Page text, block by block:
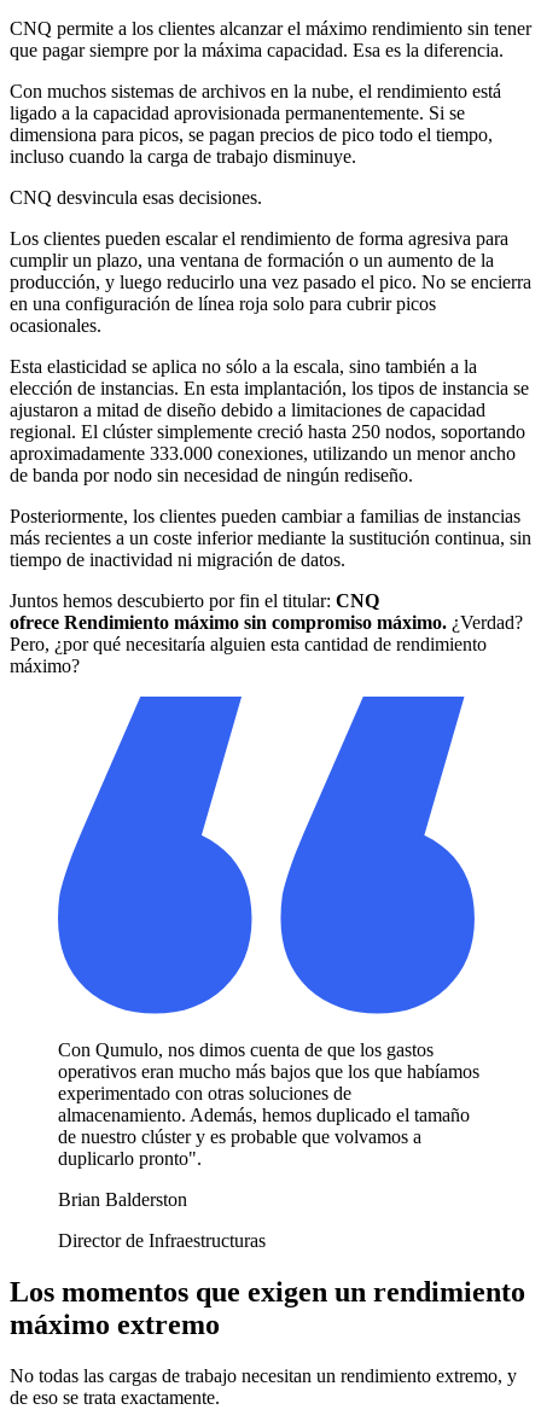
CNQ permite a los clientes alcanzar el máximo rendimiento sin tener
que pagar siempre por la máxima capacidad. Esa es la diferencia.
Con muchos sistemas de archivos en la nube, el rendimiento está
ligado a la capacidad aprovisionada permanentemente. Si se
dimensiona para picos, se pagan precios de pico todo el tiempo,
incluso cuando la carga de trabajo disminuye.
CNQ desvincula esas decisiones.
Los clientes pueden escalar el rendimiento de forma agresiva para
cumplir un plazo, una ventana de formación o un aumento de la
producción, y luego reducirlo una vez pasado el pico. No se encierra
en una configuración de línea roja solo para cubrir picos
ocasionales.
Esta elasticidad se aplica no sólo a la escala, sino también a la
elección de instancias. En esta implantación, los tipos de instancia se
ajustaron a mitad de diseño debido a limitaciones de capacidad
regional. El clúster simplemente creció hasta 250 nodos, soportando
aproximadamente 333.000 conexiones, utilizando un menor ancho
de banda por nodo sin necesidad de ningún rediseño.
Posteriormente, los clientes pueden cambiar a familias de instancias
más recientes a un coste inferior mediante la sustitución continua, sin
tiempo de inactividad ni migración de datos.
Juntos hemos descubierto por fin el titular: CNQ
ofrece Rendimiento máximo sin compromiso máximo. ¿Verdad?
Pero, ¿por qué necesitaría alguien esta cantidad de rendimiento
máximo?
Con Qumulo, nos dimos cuenta de que los gastos
operativos eran mucho más bajos que los que habíamos
experimentado con otras soluciones de
almacenamiento. Además, hemos duplicado el tamaño
de nuestro clúster y es probable que volvamos a
duplicarlo pronto".
Brian Balderston
Director de Infraestructuras
Los momentos que exigen un rendimiento
máximo extremo
No todas las cargas de trabajo necesitan un rendimiento extremo, y
de eso se trata exactamente.